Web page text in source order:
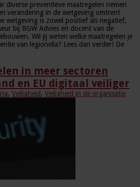
diverse preventieve maatregelen nemen
verandering in de wetgeving omtrent
wetgeving is zowel positief als negatief,
bij BGW Advies en docent van de
Wil jij weten welke maatregelen je
van legionella? Lees dan verder! De
in meer sectoren
en EU digitaal veiliger
, Veiligheid, Veiligheid in de organisatie